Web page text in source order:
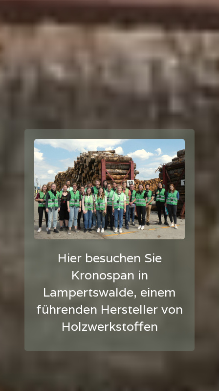
Hier besuchen Sie
Kronospan in
Lampertswalde, einem
führenden Hersteller von
Holzwerkstoffen